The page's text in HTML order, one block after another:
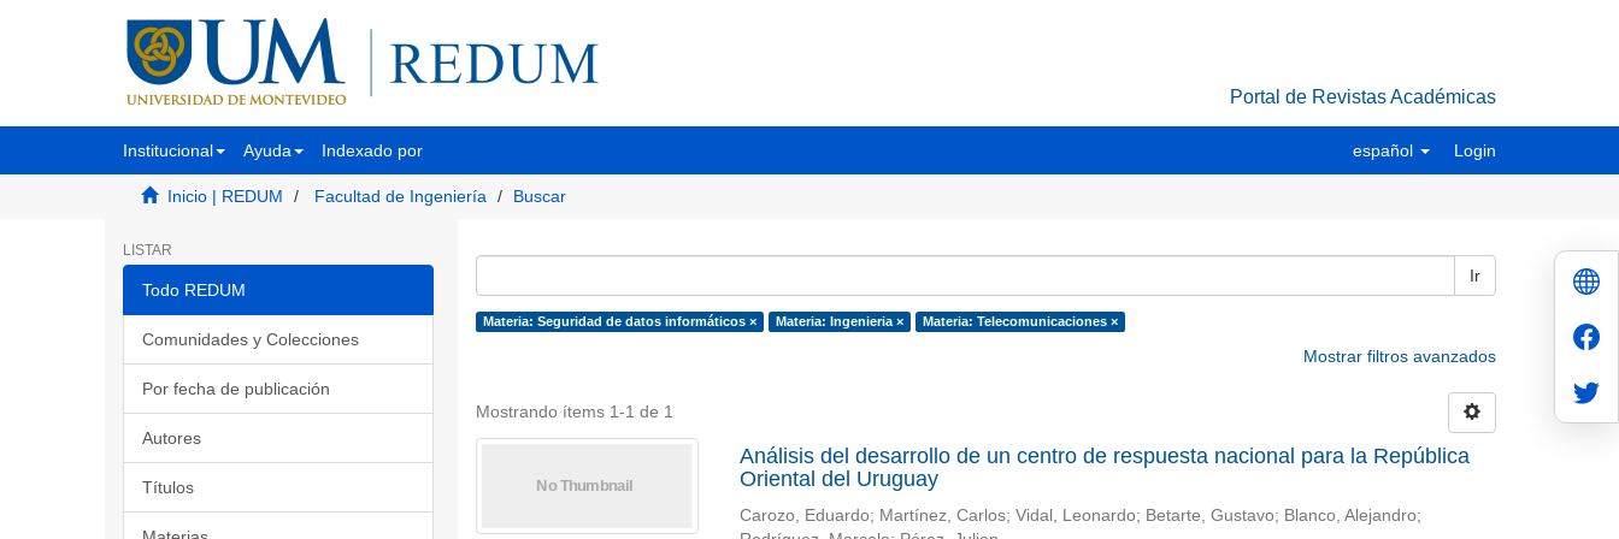
Portal de Revistas Académicas
Institucional Ayuda Indexado por español Login
Inicio | REDUM Facultad de Ingeniería Buscar
LISTAR
Todo REDUM
Comunidades y Colecciones
Por fecha de publicación
Autores
Títulos
Ir
Materia: Seguridad de datos informáticos × Materia: Ingenieria × Materia: Telecomunicaciones ×
Mostrar filtros avanzados
Mostrando ítems 1-1 de 1
Análisis del desarrollo de un centro de respuesta nacional para la República
Oriental del Uruguay
Carozo, Eduardo; Martínez, Carlos; Vidal, Leonardo; Betarte, Gustavo; Blanco, Alejandro;